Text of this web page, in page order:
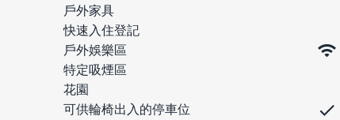
戶外家具
快速入住登記
戶外娛樂區
特定吸煙區
花園
可供輪椅出入的停車位